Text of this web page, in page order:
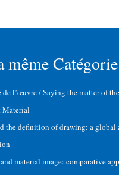
même Catégorie
de l’œuvre / Saying the matter of
Material
the definition of drawing: a global
material image: comparative